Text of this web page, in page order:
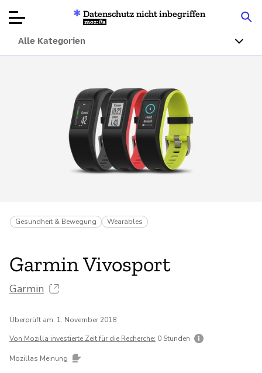
Artikel
Über
Spenden
Datenschutz nicht inbegriffen
Mozilla
Alle Kategorien
Gesundheit & Bewegung Wearables
Garmin Vivosport
Garmin
Überprüft am: 1. November 2018
Von Mozilla investierte Zeit für die Recherche: 0 Stunden
Mozillas Meinung